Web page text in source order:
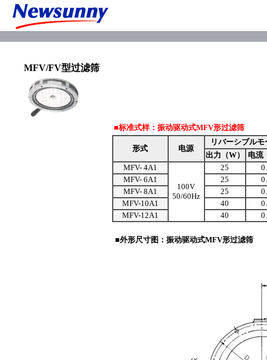
MFV/FV型过滤筛
■标准式样：振动驱动式MFV形过滤筛
形式 电源
リバーシブルモ
出力（W）
电流
MFV- 4A1
100V
50/60Hz
25
MFV- 6A1
25
MFV- 8A1
25
MFV-10A1
40
MFV-12A1
40
■外形尺寸图：振动驱动式MFV形过滤筛